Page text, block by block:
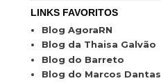
LINKS FAVORITOS
Blog AgoraRN
Blog da Thaisa Galvão
Blog do Barreto
Blog do Marcos Dantas